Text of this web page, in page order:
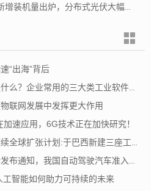
“出海”背后
联网发展中发挥更大作用
速应用，6G技术正在加快研究！
智能如何助力可持续的未来